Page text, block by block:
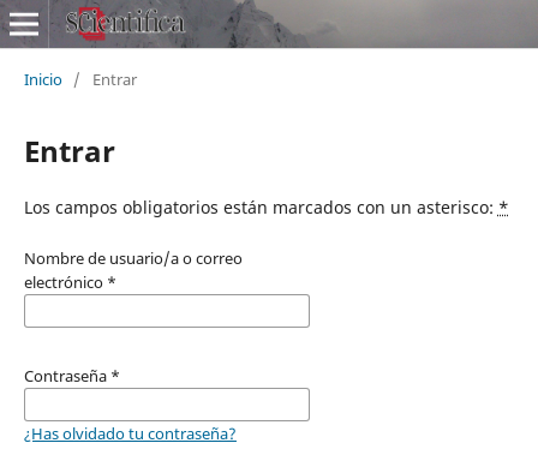
Inicio / Entrar
Entrar
Los campos obligatorios están marcados con un asterisco: *
Nombre de usuario/a o correo
electrónico *
Contraseña *
¿Has olvidado tu contraseña?